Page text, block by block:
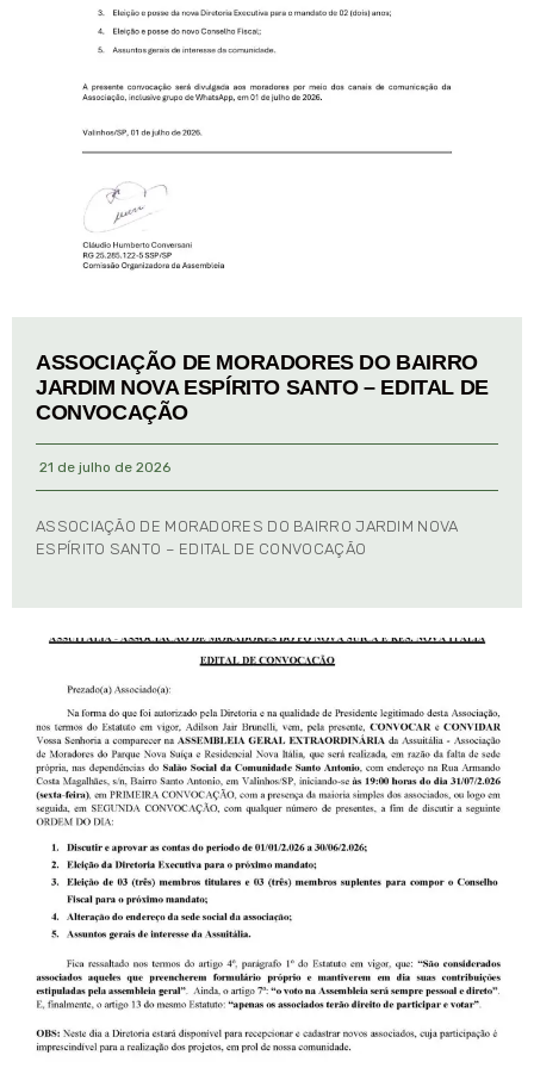
ASSOCIAÇÃO DE MORADORES DO BAIRRO
JARDIM NOVA ESPÍRITO SANTO – EDITAL DE
CONVOCAÇÃO
21 de julho de 2026
ASSOCIAÇÃO DE MORADORES DO BAIRRO JARDIM NOVA
ESPÍRITO SANTO – EDITAL DE CONVOCAÇÃO